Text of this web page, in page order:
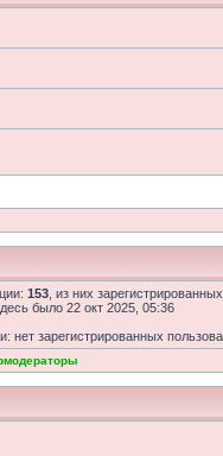
153 , из них
было 22 окт 2025, 05:36
нет зарегистрированных